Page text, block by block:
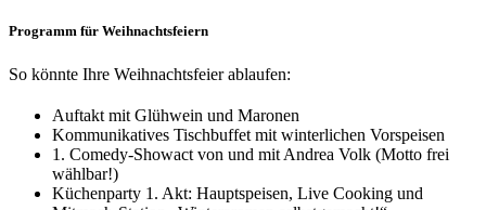
Programm für Weihnachtsfeiern
So könnte Ihre Weihnachtsfeier ablaufen:
Auftakt mit Glühwein und Maronen
Kommunikatives Tischbuffet mit winterlichen Vorspeisen
1. Comedy-Showact von und mit Andrea Volk (Motto frei
wählbar!)
Küchenparty 1. Akt: Hauptspeisen, Live Cooking und